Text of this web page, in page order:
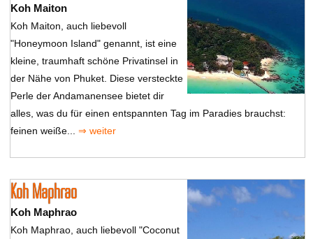
Koh Maiton
Koh Maiton, auch liebevoll
"Honeymoon Island" genannt, ist eine
kleine, traumhaft schöne Privatinsel in
der Nähe von Phuket. Diese versteckte
Perle der Andamanensee bietet dir
alles, was du für einen entspannten Tag im Paradies brauchst:
feinen weiße... ⇒ weiter
Koh Maphrao
Koh Maphrao
Koh Maphrao, auch liebevoll "Coconut